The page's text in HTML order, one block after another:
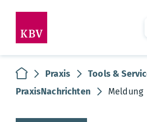
zur Startseite
Praxis
Tools &
PraxisNachrichten
Meldung